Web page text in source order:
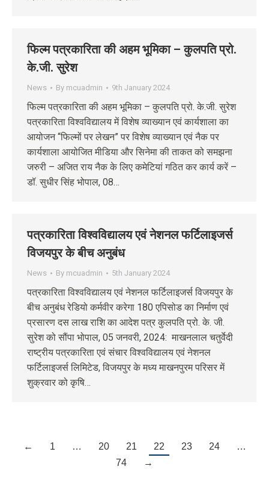
फिल्म पत्रकारिता की अहम भूमिका – कुलपति प्रो.
के.जी. सुरेश
News By mcuadmin 9th January 2024
फिल्म पत्रकारिता की अहम भूमिका – कुलपति प्रो. के.जी. सुरेश
पत्रकारिता विश्वविद्यालय में विशेष व्याख्यान एवं कार्यशाला का
आयोजन “फिल्मों पर लेखन” पर विशेष व्याख्यान एवं नैक पर
कार्यशाला आयोजित मीडिया और सिनेमा की ताकत को समझना
जरुरी – अजित राय नैक के लिए कमेटियां गठित कर कार्य करें –
डॉ. सुधीर सिंह भोपाल, 08…
पत्रकारिता विश्वविद्यालय एवं नेशनल फर्टिलाइजर्स
विजयपुर के बीच अनुबंध
News By mcuadmin 5th January 2024
पत्रकारिता विश्वविद्यालय एवं नेशनल फर्टिलाइजर्स विजयपुर के
बीच अनुबंध रेडियो कर्मवीर करेगा 180 एपिसोड का निर्माण एवं
प्रसारण दस लाख राशि का आदेश पत्र कुलपति प्रो. के. जी.
सुरेश को सौंपा भोपाल, 05 जनवरी, 2024: माखनलाल चतुर्वेदी
राष्ट्रीय पत्रकारिता एवं संचार विश्वविद्यालय एवं नेशनल
फर्टिलाइजर्स लिमिटेड, विजयपुर के मध्य माखनपुरम परिसर में
शुक्रवार को कृषि…
← 1 … 20 21 22 23 24
…
74
→